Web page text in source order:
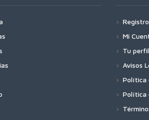
Registro
Mi
Tu perfil
Avisos
Política
Política